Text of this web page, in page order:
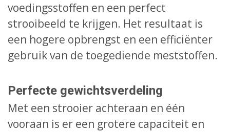
voedingsstoffen en een perfect
strooibeeld te krijgen. Het resultaat is
een hogere opbrengst en een efficiënter
gebruik van de toegediende meststoffen.
Perfecte gewichtsverdeling
Met een strooier achteraan en één
vooraan is er een grotere capaciteit en